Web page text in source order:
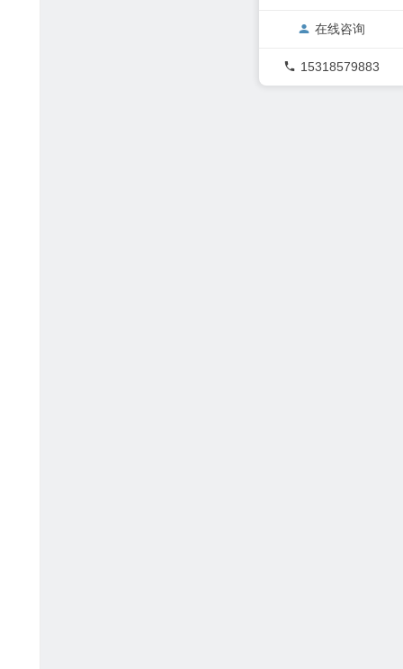
在线咨询
15318579883